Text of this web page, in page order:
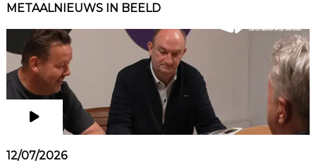
METAALNIEUWS IN BEELD
12/07/2026